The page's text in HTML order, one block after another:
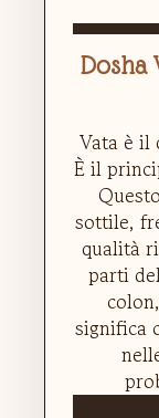
Dosha
Vata è il
È il
sottile,
qualità
parti
significa